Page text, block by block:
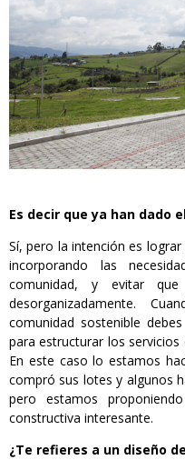
Es decir que ya han dado
Sí, pero la intención es
incorporando las
comunidad, y evitar
desorganizadamente.
comunidad sostenible
para estructurar los servicios
En este caso lo estamos
compró sus lotes y algunos
pero estamos
constructiva interesante.
¿Te refieres a un diseño